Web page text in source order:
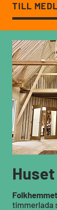
TILL
Huset
Folkhemmet
timmerlada